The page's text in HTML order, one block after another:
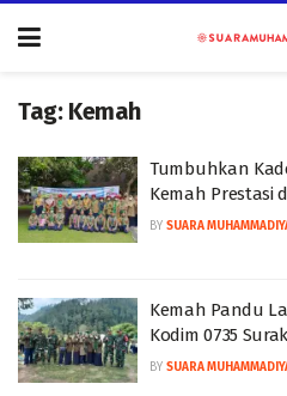
Tag: Kemah
Tumbuhkan
Kemah Prestasi
BY SUARA
Kemah Pandu
Kodim 0735
BY SUARA